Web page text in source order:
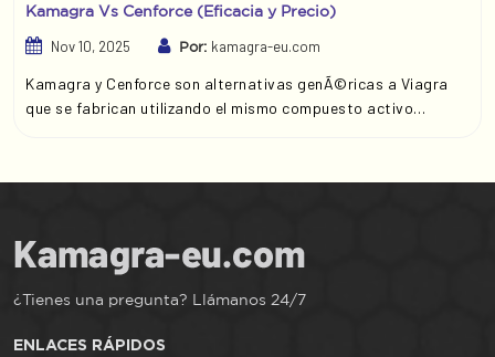
Kamagra Vs Cenforce (Eficacia y Precio)
Nov 10, 2025
Por: kamagra-eu.com
Kamagra y Cenforce son alternativas genÃ©ricas a Viagra
que se fabrican utilizando el mismo compuesto activo
Cenforce estÃ¡ disponible en varias concentraciones, incluida
estos medicamentos para ayudarle a tomar una decisiÃ³n
¿Tienes una pregunta? Llámanos 24/7
ENLACES RÁPIDOS